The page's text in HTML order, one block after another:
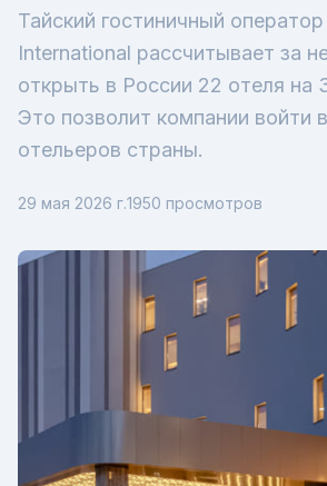
Тайский гостиничный
International рассчитывает за
открыть в России 22 отеля на
Это позволит компании войти
отельеров страны.
29 мая 2026 г.1950 просмотров